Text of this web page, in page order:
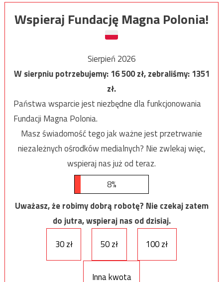
Wspieraj Fundację Magna Polonia!
Sierpień 2026
W sierpniu potrzebujemy:16 500zł, zebraliśmy:1351
zł.
Państwa wsparcie jest niezbędne dla funkcjonowania
Fundacji Magna Polonia.
Masz świadomość tego jak ważne jest przetrwanie
niezależnych ośrodków medialnych? Nie zwlekaj więc,
wspieraj nas już od teraz.
8%
Uważasz, że robimy dobrą robotę? Nie czekaj zatem
do jutra, wspieraj nas od dzisiaj.
30 zł
50 zł 100 zł
Inna kwota